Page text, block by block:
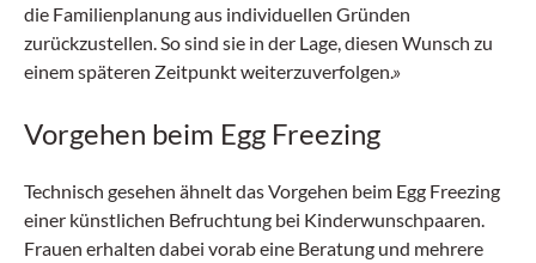
die Familienplanung aus individuellen Gründen
zurückzustellen. So sind sie in der Lage, diesen Wunsch zu
einem späteren Zeitpunkt weiterzuverfolgen.»
Vorgehen beim Egg Freezing
Technisch gesehen ähnelt das Vorgehen beim Egg Freezing
einer künstlichen Befruchtung bei Kinderwunschpaaren.
Frauen erhalten dabei vorab eine Beratung und mehrere